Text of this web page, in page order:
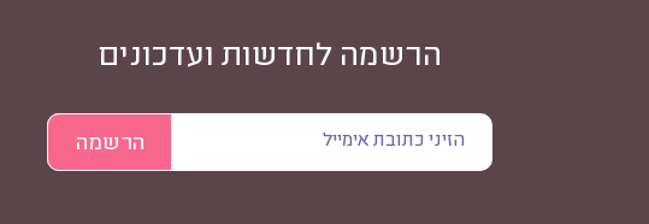
הרשמה לחדשות ועדכונים